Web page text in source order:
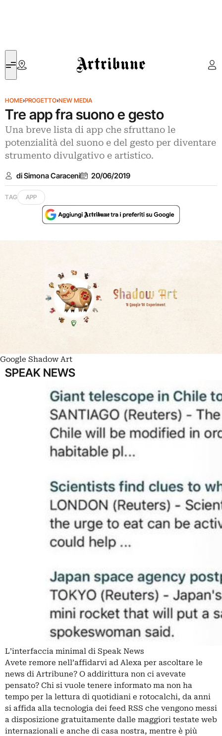
Artribune
HOME›PROGETTO›NEW MEDIA
Tre app fra suono e gesto
Una breve lista di app che sfruttano le
potenzialità del suono e del gesto per diventare
strumento divulgativo e artistico.
di Simona Caraceni 20/06/2019
TAG APP
Google Shadow Art
SPEAK NEWS
L’interfaccia minimal di Speak News
Avete remore nell’affidarvi ad Alexa per ascoltare le
news di Artribune? O addirittura non ci avevate
pensato? Chi si vuole tenere informato ma non ha
tempo per la lettura di quotidiani e rotocalchi, da anni
si affida alla tecnologia dei feed RSS che vengono messi
a disposizione gratuitamente dalle maggiori testate web
internazionali e anche di casa nostra, mentre è più